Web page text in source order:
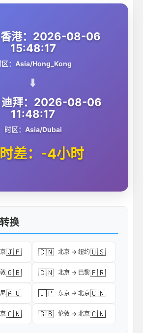
港：2026-08-06
15:48:17
区：Asia/Hong_Kong
⬇️
拜：2026-08-06
11:48:17
时区：Asia/Dubai
差：-4小时
换
🇯🇵 🇨🇳 北京 → 纽约🇺🇸
🇬🇧 🇨🇳 北京 → 巴黎🇫🇷
🇦🇺 🇯🇵 东京 → 北京🇨🇳
🇨🇳 🇬🇧 伦敦 → 北京🇨🇳